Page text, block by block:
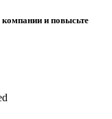
компании и повысьте